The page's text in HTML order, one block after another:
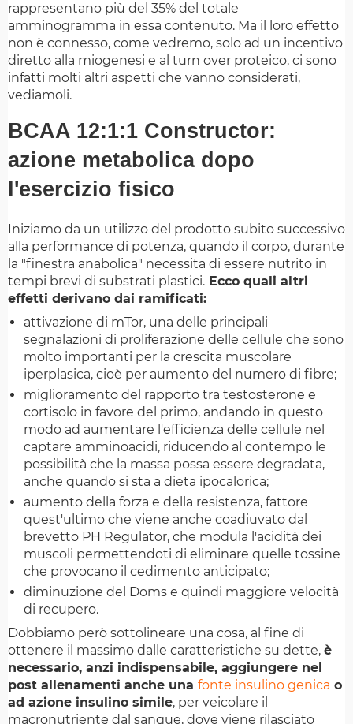
rappresentano più del 35% del totale
amminogramma in essa contenuto. Ma il loro effetto
non è connesso, come vedremo, solo ad un incentivo
diretto alla miogenesi e al turn over proteico, ci sono
infatti molti altri aspetti che vanno considerati,
vediamoli.
BCAA 12:1:1 Constructor:
azione metabolica dopo
l'esercizio fisico
Iniziamo da un utilizzo del prodotto subito successivo
alla performance di potenza, quando il corpo, durante
la "finestra anabolica" necessita di essere nutrito in
tempi brevi di substrati plastici. Ecco quali altri
effetti derivano dai ramificati:
attivazione di mTor, una delle principali
segnalazioni di proliferazione delle cellule che sono
molto importanti per la crescita muscolare
iperplasica, cioè per aumento del numero di fibre;
miglioramento del rapporto tra testosterone e
cortisolo in favore del primo, andando in questo
modo ad aumentare l'efficienza delle cellule nel
captare amminoacidi, riducendo al contempo le
possibilità che la massa possa essere degradata,
anche quando si sta a dieta ipocalorica;
aumento della forza e della resistenza, fattore
quest'ultimo che viene anche coadiuvato dal
brevetto PH Regulator, che modula l'acidità dei
muscoli permettendoti di eliminare quelle tossine
che provocano il cedimento anticipato;
diminuzione del Doms e quindi maggiore velocità
di recupero.
Dobbiamo però sottolineare una cosa, al fine di
ottenere il massimo dalle caratteristiche su dette, è
necessario, anzi indispensabile, aggiungere nel
post allenamenti anche una fonte insulino genica o
ad azione insulino simile, per veicolare il
macronutriente dal sangue, dove viene rilasciato